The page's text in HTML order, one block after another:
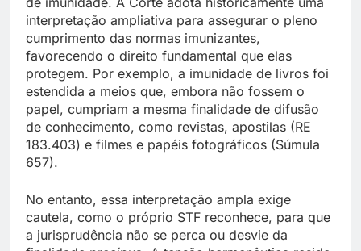
interpretação ampliativa para assegurar o pleno
cumprimento das normas imunizantes,
favorecendo o direito fundamental que elas
protegem. Por exemplo, a imunidade de livros foi
estendida a meios que, embora não fossem o
papel, cumpriam a mesma finalidade de difusão
de conhecimento, como revistas, apostilas (RE
183.403) e filmes e papéis fotográficos (Súmula
657).
No entanto, essa interpretação ampla exige
cautela, como o próprio STF reconhece, para que
a jurisprudência não se perca ou desvie da